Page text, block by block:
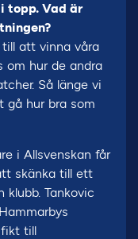
topp. Vad är
att vinna våra
om hur de andra
Så länge vi
gå hur bra som
i Allsvenskan får
skänka till ett
Tankovic
till